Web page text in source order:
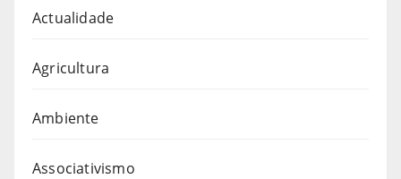
Actualidade
Agricultura
Ambiente
Associativismo